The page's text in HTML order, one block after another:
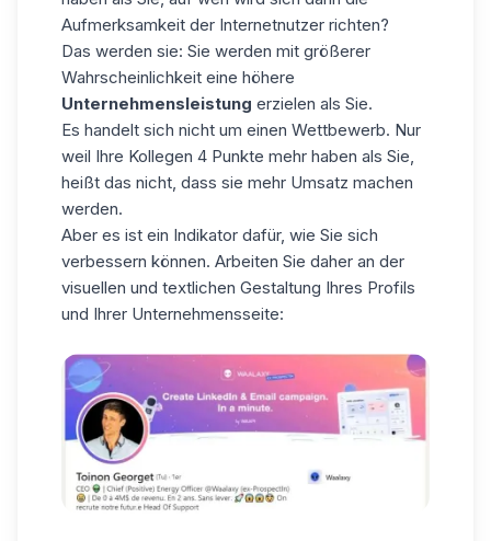
Aufmerksamkeit der Internetnutzer richten?
Das werden sie: Sie werden mit größerer
Wahrscheinlichkeit eine höhere
Unternehmensleistung erzielen als Sie.
Es handelt sich nicht um einen Wettbewerb. Nur
weil Ihre Kollegen 4 Punkte mehr haben als Sie,
heißt das nicht, dass sie mehr Umsatz machen
werden.
Aber es ist ein Indikator dafür, wie Sie sich
verbessern können. Arbeiten Sie daher an der
visuellen und textlichen Gestaltung Ihres Profils
und Ihrer Unternehmensseite: